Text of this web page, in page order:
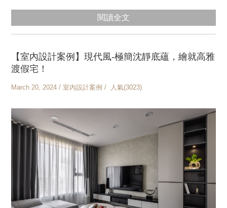
閱讀全文
【室內設計案例】現代風-極簡沈靜底蘊，繪就高雅
渡假宅！
March 20, 2024 / 室內設計案例 / 人氣(3023)